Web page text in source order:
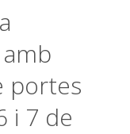
portes
i 7 de